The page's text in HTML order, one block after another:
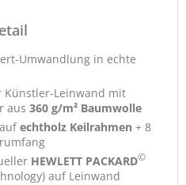
Umwandlung in echte
Künstler-Leinwand mit
aus 360 g/m² Baumwolle
echtholz Keilrahmen + 8
HEWLETT PACKARD©
auf Leinwand